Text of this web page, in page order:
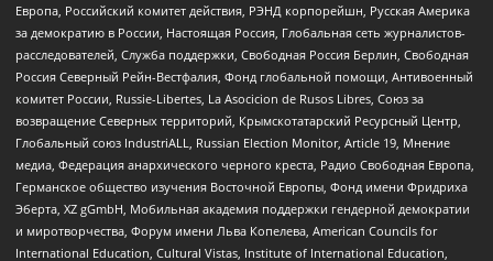
Европа, Российский комитет действия, РЭНД корпорейшн, Русская Америка
за демократию в России, Настоящая Россия, Глобальная сеть журналистов-
расследователей, Служба поддержки, Свободная Россия Берлин, Свободная
Россия Северный Рейн-Вестфалия, Фонд глобальной помощи, Антивоенный
комитет России, Russie-Libertes, La Asocicion de Rusos Libres, Союз за
возвращение Северных территорий, Крымскотатарский Ресурсный Центр,
Глобальный союз IndustriALL, Russian Election Monitor, Article 19, Мнение
медиа, Федерация анархического черного креста, Радио Свободная Европа,
Германское общество изучения Восточной Европы, Фонд имени Фридриха
Эберта, XZ gGmbH, Мобильная академия поддержки гендерной демократии
и миротворчества, Форум имени Льва Копелева, American Councils for
International Education, Cultural Vistas, Institute of International Education,